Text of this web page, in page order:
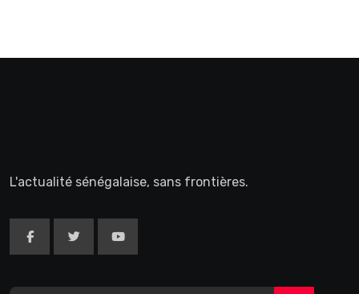
L'actualité sénégalaise, sans frontières.